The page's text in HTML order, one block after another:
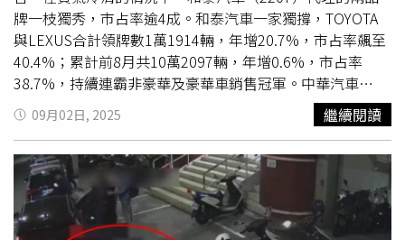
源的虛擬電廠，Gogoro電池交換站提供 10.5MW的調頻備
轉容量，並即時支援超過119次電網低頻事件。 Gogoro代
理執行長姜家煒表示：「Gogoro在推動運具電動化的過程
中，持續扮演驅動創新的重要角色，65萬Gogoro用戶更是
台灣引領淨零轉型的貢獻者。我們很榮幸能與義電智慧能源
攜手獲得《亞太永續行動獎》的肯定。未來，
Gogoro將持
續與各界夥伴合作，開創更多前瞻性的能源解決方案，實現
能源與交通永續的願景。」義電智慧能源亞太區總裁
Daniele Andreoli表示：「我們的使命是推動一個去碳化、
電力化，並能積極參與電力系統的社會。彈性用電經證實為
實現能源轉型的關鍵，用電戶以需量反應資源投入電力市場
牌一枝獨秀，市占率逾4成。和泰汽車一家獨撐，TOYOTA
與LEXUS合計領牌數1萬1914輛，年增20.7%，市占率飆至
40.4%；累計前8月共10萬2097輛，年增0.6%，市占率
38.7%，持續連霸非豪華及豪華車銷售冠軍。中華汽車
（2204）旗下MITSUBISHI、CMC、MG合計8月領牌數
2986輛，年增7.4%；裕日車（2227）旗下NISSAN、
INFINITI合計領牌數807輛，年減25.9%；三陽（2206）旗
下南陽實業代理的HYUNDAI領牌數1118輛，年減16%。相
較於汽車市場，機車市場出現一線生機，8月內銷掛牌
66628台，較上月小幅成長2.05％，電動機車僅掛牌4231
台。 Gogoro入門車款EZZY連續3個月蟬聯銷售冠軍，兩款
09月02日, 2025 繼續閱讀